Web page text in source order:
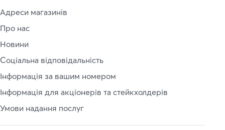
Адреси магазинів
Про нас
Новини
Соціальна відповідальність
Інформація за вашим номером
Інформація для акціонерів та стейкхолдерів
Умови надання послуг